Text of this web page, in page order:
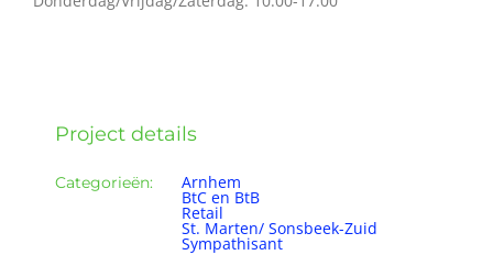
Project details
Categorieën: Arnhem
BtC en BtB
Retail
St. Marten/ Sonsbeek-Zuid
Sympathisant